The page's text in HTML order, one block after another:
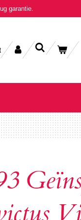
garantie.